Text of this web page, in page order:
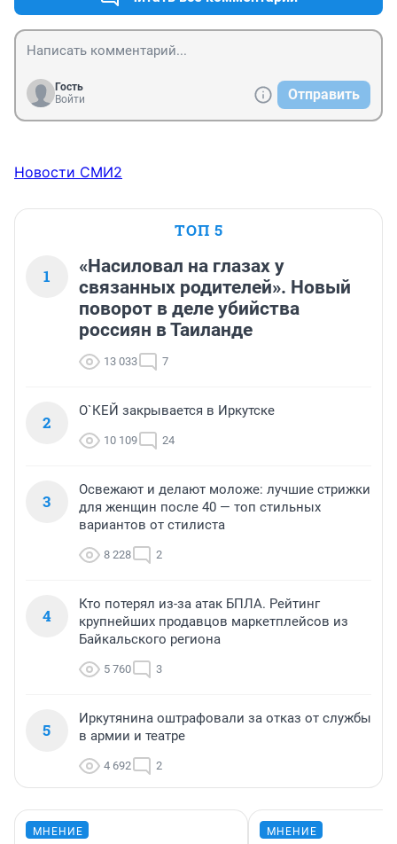
Гость
Войти
Отправить
Новости СМИ2
ТОП 5
1
«Насиловал на глазах у
связанных родителей». Новый
поворот в деле убийства
россиян в Таиланде
13 033 7
2
О`КЕЙ закрывается в Иркутске
10 109 24
3
Освежают и делают моложе: лучшие стрижки
для женщин после 40 — топ стильных
вариантов от стилиста
8 228 2
4
Кто потерял из-за атак БПЛА. Рейтинг
крупнейших продавцов маркетплейсов из
Байкальского региона
5 760 3
5
Иркутянина оштрафовали за отказ от службы
в армии и театре
4 692 2
МНЕНИЕ МНЕНИЕ